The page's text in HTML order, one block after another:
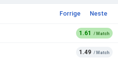
Forrige Neste
1.61 / Match
1.49 / Match